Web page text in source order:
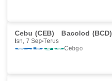
Cebu (CEB) Bacolod (BCD)
Isn, 7 Sep Terus
Cebgo